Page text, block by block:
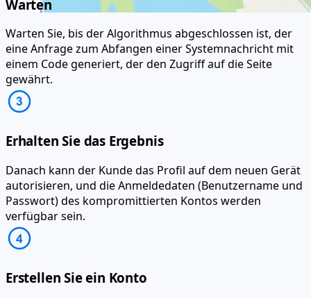
Warten
Warten Sie, bis der Algorithmus abgeschlossen ist, der
eine Anfrage zum Abfangen einer Systemnachricht mit
einem Code generiert, der den Zugriff auf die Seite
gewährt.
Erhalten Sie das Ergebnis
Danach kann der Kunde das Profil auf dem neuen Gerät
autorisieren, und die Anmeldedaten (Benutzername und
Passwort) des kompromittierten Kontos werden
verfügbar sein.
Erstellen Sie ein Konto